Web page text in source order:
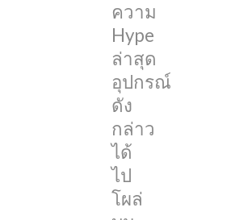
ความ
Hype
ล่าสุด
อุปกรณ์
ดัง
กล่าว
ได้
ไป
โผล่
กสทช.
ของ
สหรัฐฯ
แล้ว
เตรียม
เปิด
ตัว
ใน
เร็วๆ